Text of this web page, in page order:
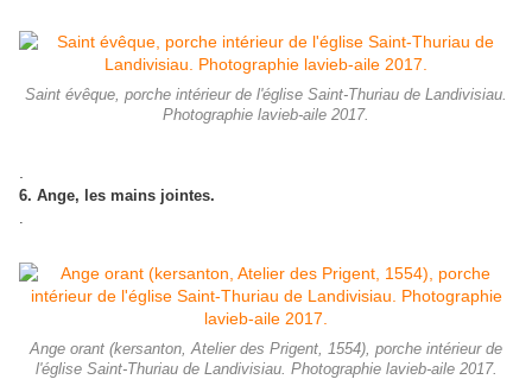
Saint évêque, porche intérieur de l'église Saint-Thuriau de Landivisiau.
Photographie lavieb-aile 2017.
6. Ange, les mains jointes.
.
Ange orant (kersanton, Atelier des Prigent, 1554), porche intérieur de
l'église Saint-Thuriau de Landivisiau. Photographie lavieb-aile 2017.